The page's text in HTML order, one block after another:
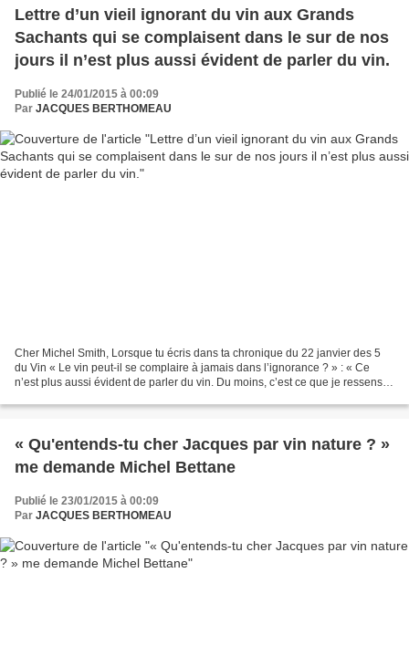
Lettre d’un vieil ignorant du vin aux Grands
Sachants qui se complaisent dans le sur de nos
jours il n’est plus aussi évident de parler du vin.
Publié le 24/01/2015 à 00:09
Par JACQUES BERTHOMEAU
Cher Michel Smith, Lorsque tu écris dans ta chronique du 22 janvier des 5
du Vin « Le vin peut-il se complaire à jamais dans l’ignorance ? » : « Ce
n’est plus aussi évident de parler du vin. Du moins, c’est ce que je ressens
« Qu'entends-tu cher Jacques par vin nature ? »
me demande Michel Bettane
Publié le 23/01/2015 à 00:09
Par JACQUES BERTHOMEAU